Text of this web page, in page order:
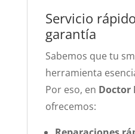
Servicio
garantía
Sabemos que tu
herramienta
Por eso, en Doctor
ofrecemos: